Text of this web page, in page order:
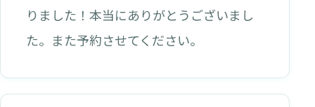
りました！本当にありがとうございまし
た。また予約させてください。